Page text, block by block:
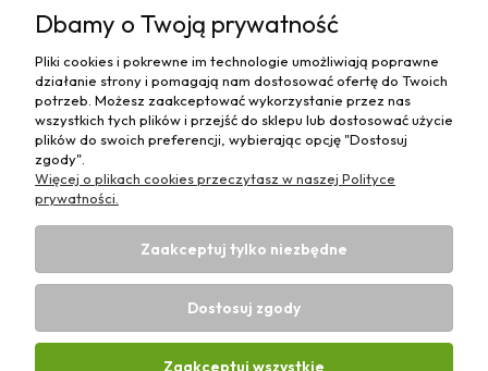
Moje konto
Płatności i dostawa
Informacje
O nas
Sklep rolniczy z częściami do maszyn E-ciągnik |
Dbamy o Twoją prywatność
Pliki cookies i pokrewne im technologie umożliwiają poprawne
działanie strony i pomagają nam dostosować ofertę do Twoich
potrzeb. Możesz zaakceptować wykorzystanie przez nas
wszystkich tych plików i przejść do sklepu lub dostosować użycie
plików do swoich preferencji, wybierając opcję "Dostosuj
zgody".
Więcej o plikach cookies przeczytasz w naszej Polityce
prywatności.
Zaakceptuj tylko niezbędne
Dostosuj zgody
Zaakceptuj wszystkie